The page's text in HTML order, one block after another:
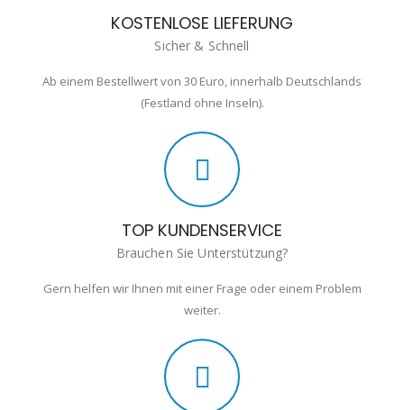
KOSTENLOSE LIEFERUNG
Sicher & Schnell
Ab einem Bestellwert von 30 Euro, innerhalb Deutschlands
(Festland ohne Inseln).
TOP KUNDENSERVICE
Brauchen Sie Unterstützung?
Gern helfen wir Ihnen mit einer Frage oder einem Problem
weiter.